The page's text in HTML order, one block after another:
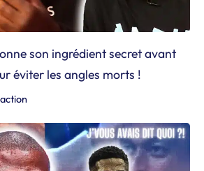
son ingrédient secret avant
éviter les angles morts !